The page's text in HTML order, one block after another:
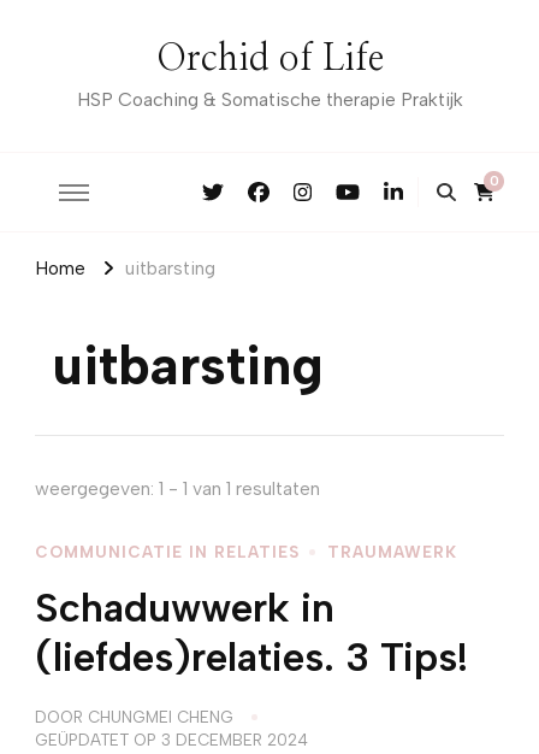
Orchid of Life
HSP Coaching & Somatische therapie Praktijk
0
Home uitbarsting
uitbarsting
weergegeven: 1 - 1 van 1 resultaten
COMMUNICATIE IN RELATIES TRAUMAWERK
Schaduwwerk in
(liefdes)relaties. 3 Tips!
DOOR CHUNGMEI CHENG
GEÜPDATET OP 3 DECEMBER 2024